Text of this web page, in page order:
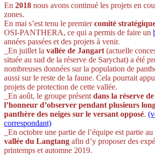
En 2018 nous avons continué les projets en
zones.
En mai s’est tenu le premiercomité
OSI-PANTHERA, ce qui a permis de faire un
années passées et des projets à venir.
_En juillet la vallée de Jangart (actuelle
située au sud de la réserve de Sarychat) a été
nombreuses données sur la population de
aussi sur le reste de la faune. Cela pourrait
projets de protection de cette vallée.
_En août, le groupe présent dans la réserve
l’honneur d’observer pendant plusieurs
panthère des neiges sur le versant opposé.
correspondant)
_En octobre une partie de l’équipe est partie au
vallée du Langtang afin d’y proposer des
printemps et automne 2019.